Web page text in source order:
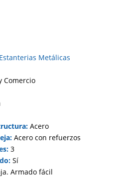
Estanterias Metálicas
Comercio
Acero
Acero con refuerzos
3
Sí
Armado fácil